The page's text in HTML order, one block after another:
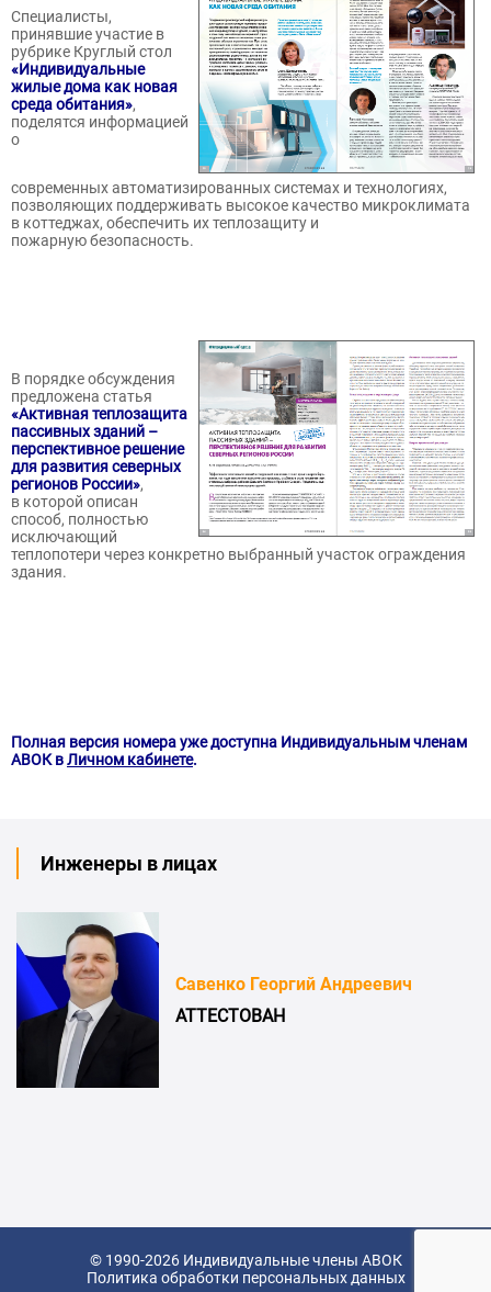
Специалисты,
принявшие участие в
рубрике Круглый стол
«Индивидуальные
жилые дома как новая
среда обитания»,
поделятся информацией
о
современных автоматизированных системах и технологиях,
позволяющих поддерживать высокое качество микроклимата
в коттеджах, обеспечить их теплозащиту и
пожарную безопасность.
В порядке обсуждения
предложена статья
«Активная теплозащита
пассивных зданий –
перспективное решение
для развития северных
регионов России»,
в которой описан
способ, полностью
исключающий
теплопотери через конкретно выбранный участок ограждения
здания.
Полная версия номера уже доступна Индивидуальным членам
АВОК вЛичном кабинете.
Инженеры в лицах
Савенко Георгий Андреевич
АТТЕСТОВАН
© 1990-2026 Индивидуальные члены АВОК
Политика обработки персональных данных